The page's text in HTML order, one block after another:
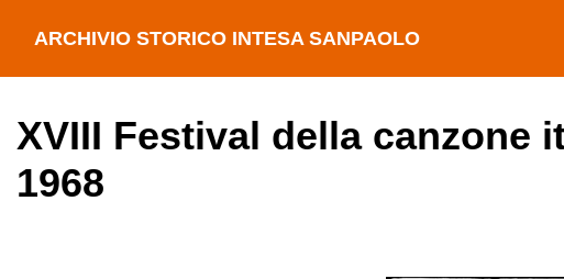
ARCHIVIO STORICO INTESA SANPAOLO
XVIII Festival della canzone
1968